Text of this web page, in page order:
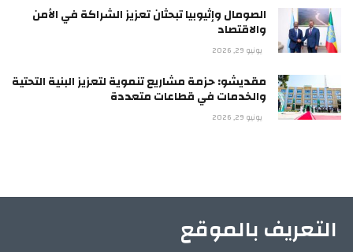
الصومال وإثيوبيا تبحثان تعزيز الشراكة في الأمن
والاقتصاد
يونيو 29, 2026
مقديشو: حزمة مشاريع تنموية لتعزيز البنية التحتية
والخدمات في قطاعات متعددة
يونيو 29, 2026
التعريف بالموقع